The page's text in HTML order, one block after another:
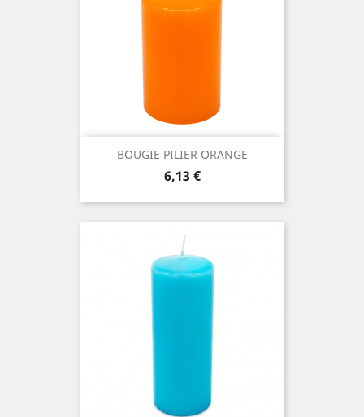
BOUGIE PILIER ORANGE
Prix
6,13 €